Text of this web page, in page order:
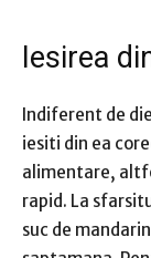
Iesirea
Indiferent de
iesiti din ea
alimentare,
rapid. La
suc de